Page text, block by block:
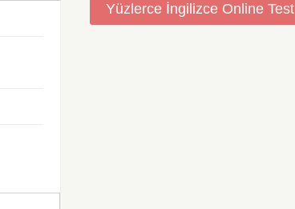
Yüzlerce İngilizce Online Test